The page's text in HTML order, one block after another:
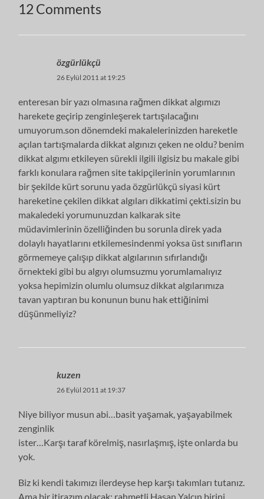
12 Comments
özgürlükçü
26 Eylül 2011 at 19:25
enteresan bir yazı olmasına rağmen dikkat algımızı
harekete geçirip zenginleşerek tartışılacağını
umuyorum.son dönemdeki makalelerinizden hareketle
açılan tartışmalarda dikkat algınızı çeken ne oldu? benim
dikkat algımı etkileyen sürekli ilgili ilgisiz bu makale gibi
farklı konulara rağmen site takipçilerinin yorumlarının
bir şekilde kürt sorunu yada özgürlükçü siyasi kürt
hareketine çekilen dikkat algıları dikkatimi çekti.sizin bu
makaledeki yorumunuzdan kalkarak site
müdavimlerinin özelliğinden bu sorunla direk yada
dolaylı hayatlarını etkilemesindenmi yoksa üst sınıfların
görmemeye çalışıp dikkat algılarının sıfırlandığı
örnekteki gibi bu algıyı olumsuzmu yorumlamalıyız
yoksa hepimizin olumlu olumsuz dikkat algılarımıza
tavan yaptıran bu konunun bunu hak ettiğinimi
düşünmeliyiz?
kuzen
26 Eylül 2011 at 19:37
Niye biliyor musun abi…basit yaşamak, yaşayabilmek
zenginlik
ister…Karşı taraf körelmiş, nasırlaşmış, işte onlarda bu
yok.
Biz ki kendi takımızı ilerdeyse hep karşı takımları tutanız.
Ama bir itirazım olacak; rahmetli Hasan Yalçın birini